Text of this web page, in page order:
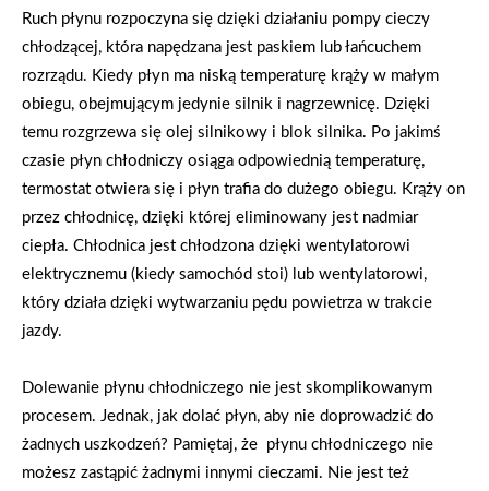
Ruch płynu rozpoczyna się dzięki działaniu pompy cieczy
chłodzącej, która napędzana jest paskiem lub łańcuchem
rozrządu. Kiedy płyn ma niską temperaturę krąży w małym
obiegu, obejmującym jedynie silnik i nagrzewnicę. Dzięki
temu rozgrzewa się olej silnikowy i blok silnika. Po jakimś
czasie płyn chłodniczy osiąga odpowiednią temperaturę,
termostat otwiera się i płyn trafia do dużego obiegu. Krąży on
przez chłodnicę, dzięki której eliminowany jest nadmiar
ciepła. Chłodnica jest chłodzona dzięki wentylatorowi
elektrycznemu (kiedy samochód stoi) lub wentylatorowi,
który działa dzięki wytwarzaniu pędu powietrza w trakcie
jazdy.
Dolewanie płynu chłodniczego nie jest skomplikowanym
procesem. Jednak, jak dolać płyn, aby nie doprowadzić do
żadnych uszkodzeń? Pamiętaj, że płynu chłodniczego nie
możesz zastąpić żadnymi innymi cieczami. Nie jest też